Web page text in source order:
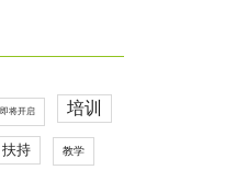
即将开启 培训
扶持 教学